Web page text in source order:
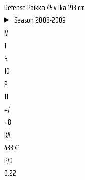
DefensePaikka45 vIkä193 cm
Season2008-2009
M
1
S
10
P
11
+/-
+8
KA
433:41
P/O
0.22